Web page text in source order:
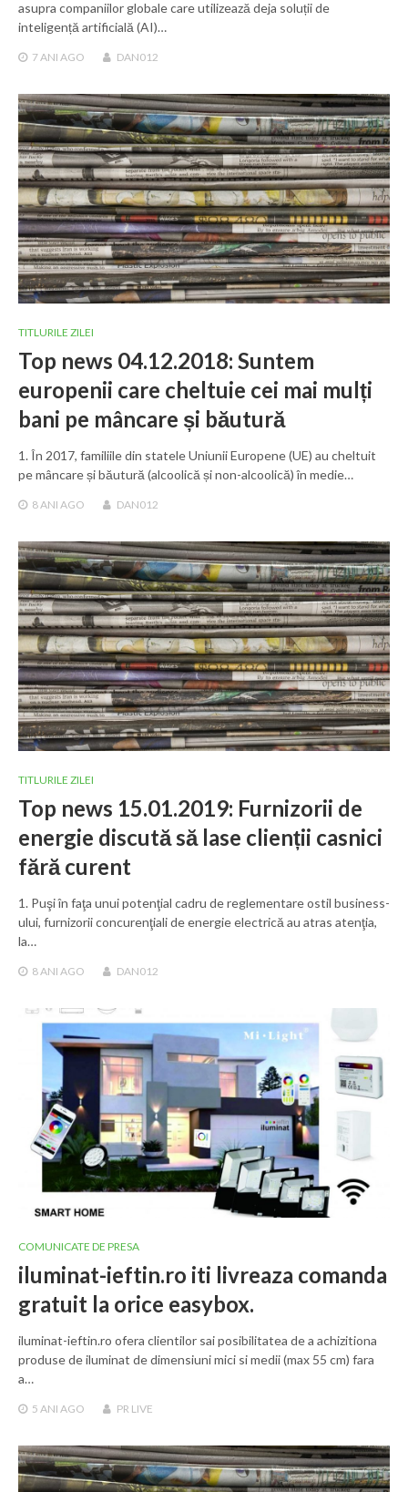
asupra companiilor globale care utilizează deja soluții de
inteligență artificială (AI)…
7 ANI AGO DAN012
TITLURILE ZILEI
Top news 04.12.2018: Suntem
europenii care cheltuie cei mai mulți
bani pe mâncare și băutură
1. În 2017, familiile din statele Uniunii Europene (UE) au cheltuit
pe mâncare și băutură (alcoolică și non-alcoolică) în medie…
8 ANI AGO DAN012
TITLURILE ZILEI
Top news 15.01.2019: Furnizorii de
energie discută să lase clienții casnici
fără curent
1. Puşi în faţa unui potenţial cadru de reglementare ostil business-
ului, furnizorii concurenţiali de energie electrică au atras atenţia,
la…
8 ANI AGO DAN012
COMUNICATE DE PRESA
iluminat-ieftin.ro iti livreaza comanda
gratuit la orice easybox.
iluminat-ieftin.ro ofera clientilor sai posibilitatea de a achizitiona
produse de iluminat de dimensiuni mici si medii (max 55 cm) fara
a…
5 ANI AGO PR LIVE